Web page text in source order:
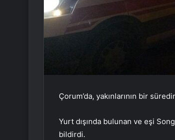
Çorum’da, yakınlarının bir
Yurt dışında bulunan ve eşi
bildirdi.